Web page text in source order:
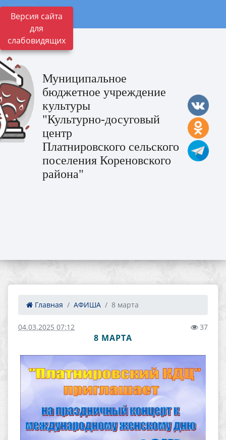
Версия сайта
для
слабовидящих
Муниципальное
бюджетное учреждение
культуры
"Культурно-досуговый
центр
Платнировского сельского
поселения Кореновского
района"
Главная АФИША 8 марта
04.03.2025 07:12 37
8 МАРТА